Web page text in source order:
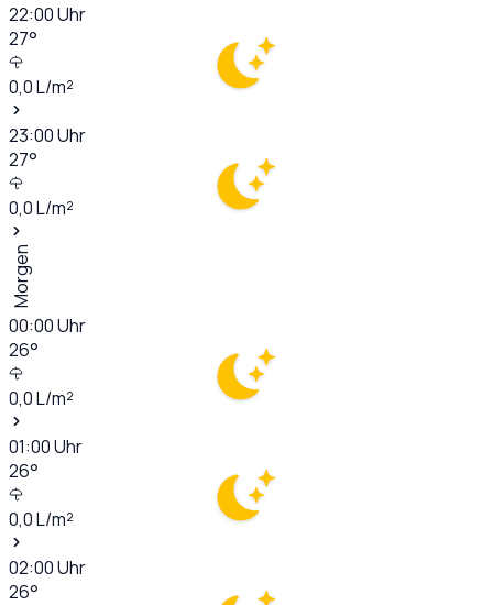
22:00Uhr
27°
0,0L/m²
23:00Uhr
27°
0,0L/m²
Morgen
00:00Uhr
26°
0,0L/m²
01:00Uhr
26°
0,0L/m²
02:00Uhr
26°